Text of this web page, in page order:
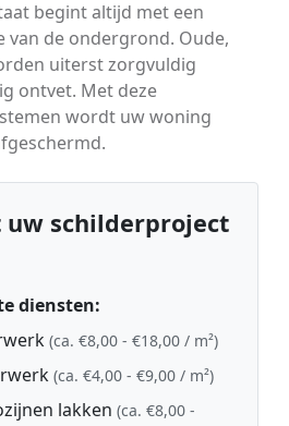
begint altijd met een
van de ondergrond. Oude,
uiterst zorgvuldig
ontvet. Met deze
wordt uw woning
uw schilderproject
diensten:
(ca. €8,00 - €18,00 / m²)
(ca. €4,00 - €9,00 / m²)
lakken (ca. €8,00 -